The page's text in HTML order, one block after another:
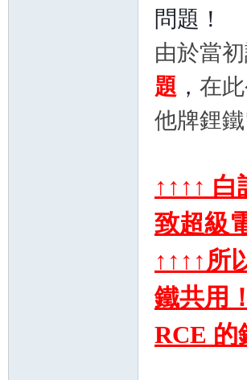
問題！
由於當
題 ， 在
他牌鋰
↑↑↑↑
致超級
↑↑↑↑所
鐵共用！
RCE 的